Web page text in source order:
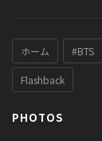
ホーム #BTS
Flashback
PHOTOS